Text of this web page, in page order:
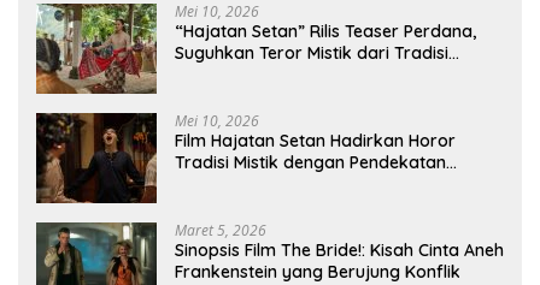
Mei 10, 2026
“Hajatan Setan” Rilis Teaser Perdana,
Suguhkan Teror Mistik dari Tradisi
Mei 10, 2026
Film Hajatan Setan Hadirkan Horor
Tradisi Mistik dengan Pendekatan
Maret 5, 2026
Sinopsis Film The Bride!: Kisah Cinta Aneh
Frankenstein yang Berujung Konflik